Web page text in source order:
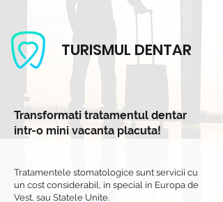
TURISMUL DENTAR
Transformati tratamentul dentar
intr-o mini vacanta placuta!
Tratamentele stomatologice sunt servicii cu
un cost considerabil, in special in Europa de
Vest, sau Statele Unite.